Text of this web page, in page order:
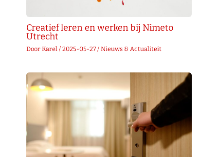
Creatief leren en werken bij Nimeto
Utrecht
DoorKarel/2025-05-27/Nieuws & Actualiteit